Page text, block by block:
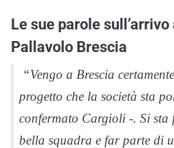
Le sue parole
Pallavolo Brescia
“Vengo a Brescia
progetto che la società sta
confermato Cargioli -. Si
bella squadra e far parte di